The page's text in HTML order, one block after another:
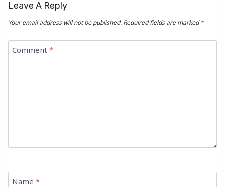
Leave A Reply
Your email address will not be published. Required fields are marked*
Comment *
Name *